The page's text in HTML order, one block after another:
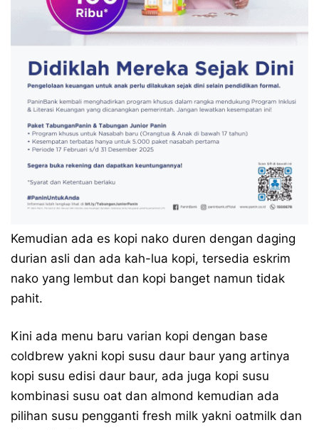
Kemudian ada es kopi nako duren dengan daging
durian asli dan ada kah-lua kopi, tersedia eskrim
nako yang lembut dan kopi banget namun tidak
pahit.
Kini ada menu baru varian kopi dengan base
coldbrew yakni kopi susu daur baur yang artinya
kopi susu edisi daur baur, ada juga kopi susu
kombinasi susu oat dan almond kemudian ada
pilihan susu pengganti fresh milk yakni oatmilk dan